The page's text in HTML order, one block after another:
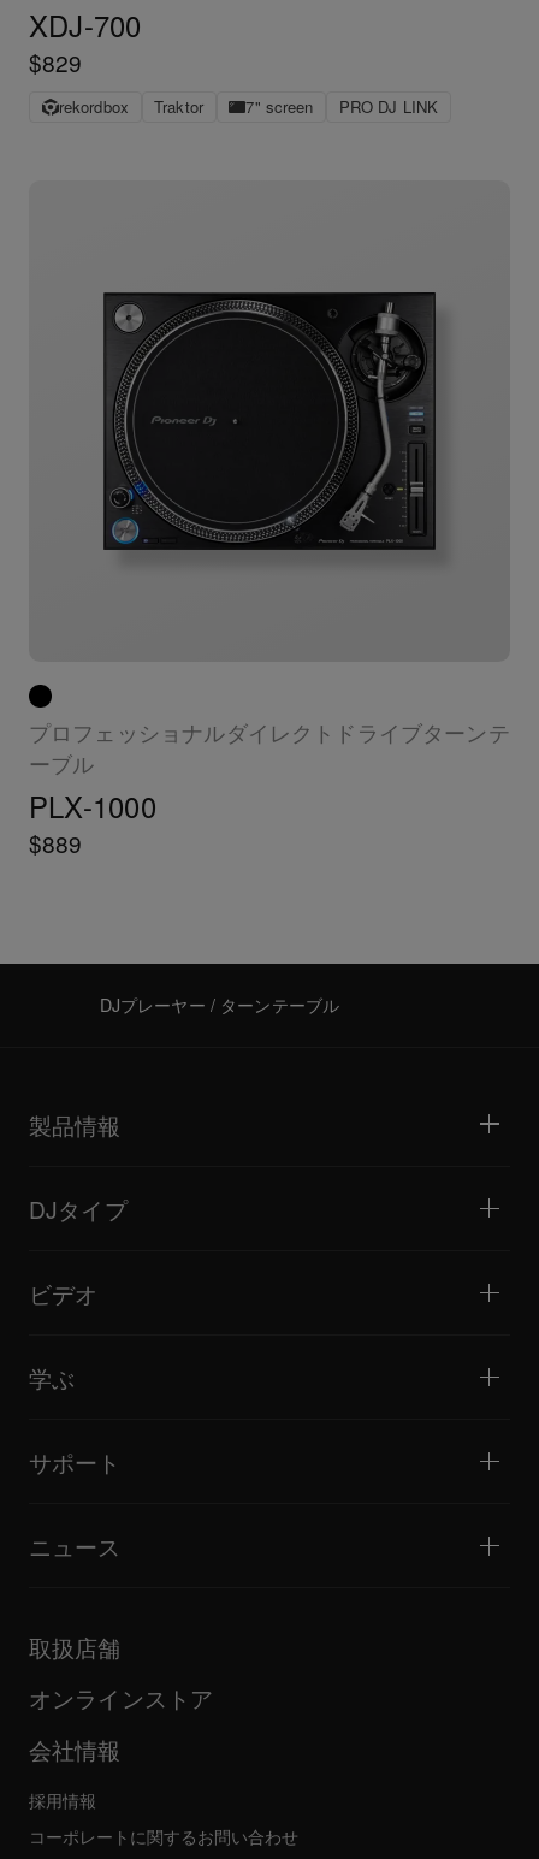
XDJ-700
$829
rekordbox Traktor 7" screen PRO DJ LINK
プロフェッショナルダイレクトドライブターンテ
ーブル
PLX-1000
$889
DJプレーヤー / ターンテーブル
製品情報
DJミキサー
オールインワンDJシステム
DJサンプラー
DJエフェクター
モニタースピーカー
ポータブルDJスピーカー
DJタイプ
ライブストリーミング
ミニクラブ / バー・ラウンジ
バトル / パフォーマンス
音楽制作
ビデオ
チュートリアル
ヒント・テクニック
カルチャー
ドキュメンタリー
学ぶ
DJスクール
Open format/Hip Hop DJにお勧めの製品
サポート
サポートゲートウェイを見る
ファームウェア・ドライバのダウンロード
FAQ
コミュニティフォーラム
サービス、修理、保証
ニュース
企業情報
その他
すべてのニュース
取扱店舗
オンラインストア
会社情報
採用情報
コーポレートに関するお問い合わせ